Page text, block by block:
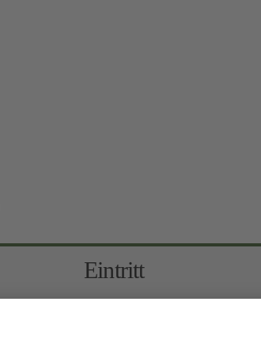
Eintritt
Kinder 6-12 Jahre: 3